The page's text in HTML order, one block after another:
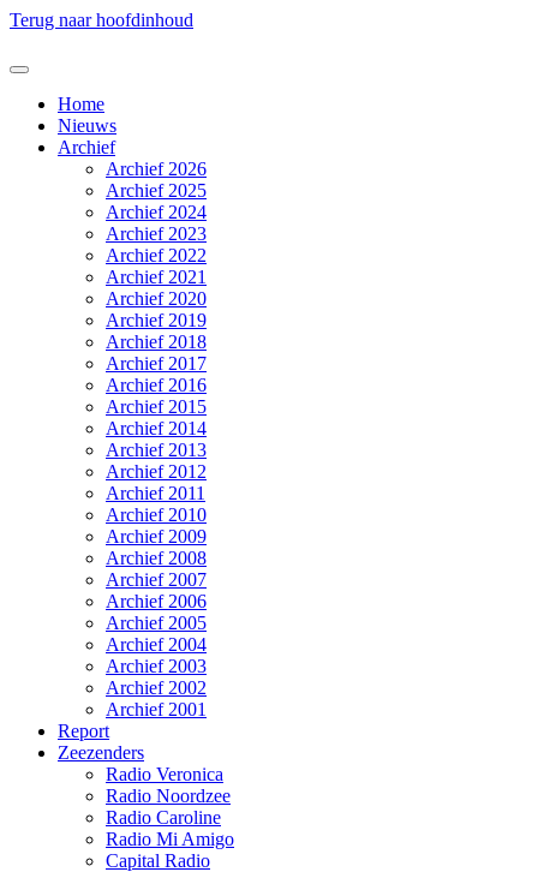
Terug naar hoofdinhoud
Home
Nieuws
Archief
Archief 2026
Archief 2025
Archief 2024
Archief 2023
Archief 2022
Archief 2021
Archief 2020
Archief 2019
Archief 2018
Archief 2017
Archief 2016
Archief 2015
Archief 2014
Archief 2013
Archief 2012
Archief 2011
Archief 2010
Archief 2009
Archief 2008
Archief 2007
Archief 2006
Archief 2005
Archief 2004
Archief 2003
Archief 2002
Archief 2001
Report
Zeezenders
Radio Veronica
Radio Noordzee
Radio Caroline
Radio Mi Amigo
Capital Radio